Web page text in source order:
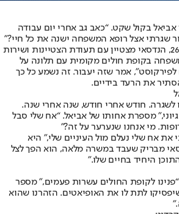
בקול שקט. “כאב גב אחרי יום עבודה
שגרתי אצל רופא המשפחה ישנה את כל חיי?”
בשנת 2018, אביאל, אז בן 26, הנדסאי מצטיין עם תעודת הצטיינות ושירות
בקופת חולים מקומית עם תלונה על
אמר שזה יעבור. זה נשמע כל כך
את הרעד בידיים.
חודש אחרי חודש, שנה אחרי שנה.
מספרת אחותו של אביאל. “אח שלי סבל
מי אנחנו שנערער על זה?”
אח שלי נעלם מול העיניים שלי,” היא
מבריק שעבד במשרה מלאה, הוא הפך לצל
היחיד בחיים שלו.”
לקופת החולים עשרות פעמים,” מספר
לתת לו את האופיאטים. הזהרנו שהוא